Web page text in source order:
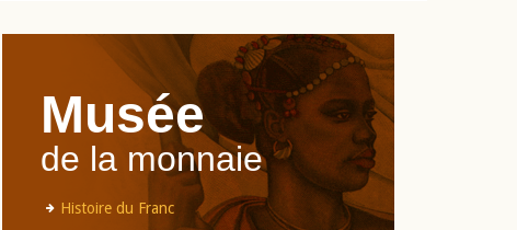
Musée
de la monnaie
Histoire du Franc